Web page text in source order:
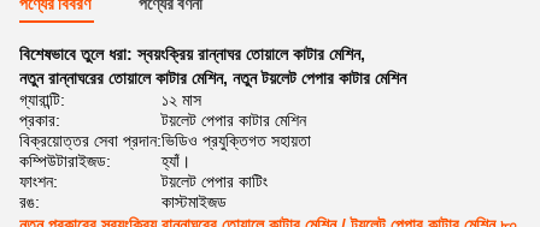
বিশেষভাবে তুলে ধরা:স্বয়ংক্রিয় রান্নাঘর তোয়ালে কাটার মেশিন,
নতুন রান্নাঘরের তোয়ালে কাটার মেশিন, নতুন টয়লেট পেপার কাটার মেশিন
গ্যারান্টি:
১২ মাস
প্রকার:
টয়লেট পেপার কাটার মেশিন
বিক্রয়োত্তর সেবা প্রদান:ভিডিও প্রযুক্তিগত সহায়তা
কম্পিউটারাইজড:
হ্যাঁ।
ফাংশন:
টয়লেট পেপার কাটিং
রঙ:
কাস্টমাইজড